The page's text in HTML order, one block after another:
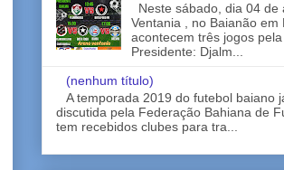
Neste sábado, dia 04 de
Ventania , no Baianão em
acontecem três jogos
Presidente: Djalm...
(nenhum título)
A temporada 2019 do futebol baiano
discutida pela Federação Bahiana de
tem recebidos clubes para tra...